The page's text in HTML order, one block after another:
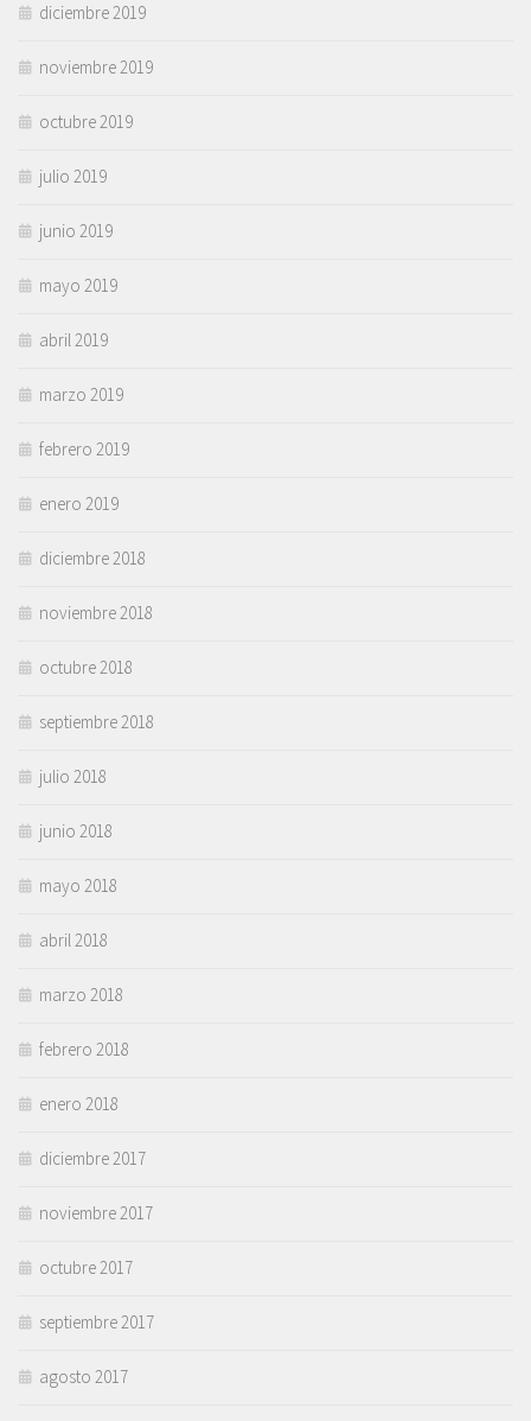
diciembre 2019
noviembre 2019
octubre 2019
julio 2019
junio 2019
mayo 2019
abril 2019
marzo 2019
febrero 2019
enero 2019
diciembre 2018
noviembre 2018
octubre 2018
septiembre 2018
julio 2018
junio 2018
mayo 2018
abril 2018
marzo 2018
febrero 2018
enero 2018
diciembre 2017
noviembre 2017
octubre 2017
septiembre 2017
agosto 2017